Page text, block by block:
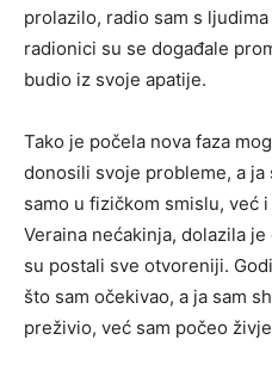
prolazilo, radio sam s
radionici su se događale
budio iz svoje apatije.
Tako je počela nova faza
donosili svoje probleme, a ja
samo u fizičkom smislu, već
Veraina nećakinja, dolazila
su postali sve otvoreniji.
što sam očekivao, a ja sam
preživio, već sam počeo